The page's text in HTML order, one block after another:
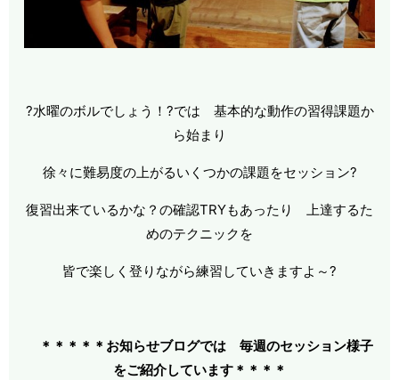
?水曜のボルでしょう！?では 基本的な動作の習得課題か
ら始まり
徐々に難易度の上がるいくつかの課題をセッション?
復習出来ているかな？の確認TRYもあったり 上達するた
めのテクニックを
皆で楽しく登りながら練習していきますよ～?
＊＊＊＊＊お知らせブログでは 毎週のセッション様子
をご紹介しています＊＊＊ ＊